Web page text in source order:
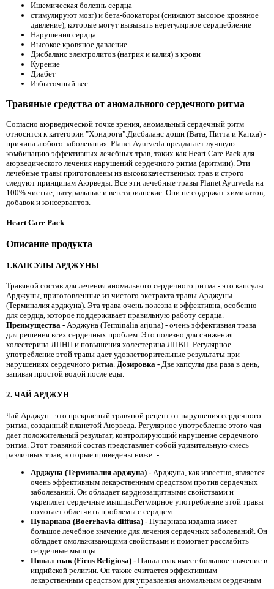
Ишемическая болезнь сердца
стимулируют мозг) и бета-блокаторы (снижают высокое кровяное
давление), которые могут вызывать нерегулярное сердцебиение
Нарушения сердца
Высокое кровяное давление
Дисбаланс электролитов (натрия и калия) в крови
Курение
Диабет
Избыточный вес
Травяные средства от аномального сердечного ритма
Согласно аюрведической точке зрения, аномальный сердечный ритм
относится к категории "Хридрога".Дисбаланс доши (Вата, Питта и Капха) -
причина любого заболевания. Planet Ayurveda предлагает лучшую
комбинацию эффективных лечебных трав, таких как Heart Care Pack для
аюрведического лечения нарушений сердечного ритма (аритмии). Эти
лечебные травы приготовлены из высококачественных трав и строго
следуют принципам Аюрведы. Все эти лечебные травы Planet Ayurveda на
100% чистые, натуральные и вегетарианские. Они не содержат химикатов,
добавок и консервантов.
Heart Care Pack
Описание продукта
1.КАПСУЛЫ АРДЖУНЫ
Травяной состав для лечения аномального сердечного ритма - это капсулы
Арджуны, приготовленные из чистого экстракта травы Арджуны
(Терминалия арджуна). Эта трава очень полезна и эффективна, особенно
для сердца, которое поддерживает правильную работу сердца.
Преимущества - Арджуна (Terminalia arjuna) - очень эффективная трава
для решения всех сердечных проблем. Это полезно для снижения
холестерина ЛПНП и повышения холестерина ЛПВП. Регулярное
употребление этой травы дает удовлетворительные результаты при
нарушениях сердечного ритма. Дозировка - Две капсулы два раза в день,
запивая простой водой после еды.
2. ЧАЙ АРДЖУН
Чай Арджун - это прекрасный травяной рецепт от нарушения сердечного
ритма, созданный планетой Аюрведа. Регулярное употребление этого чая
дает положительный результат, контролирующий нарушение сердечного
ритма. Этот травяной состав представляет собой удивительную смесь
различных трав, которые приведены ниже: -
Арджуна (Терминалия арджуна) - Арджуна, как известно, является
очень эффективным лекарственным средством против сердечных
заболеваний. Он обладает кардиозащитными свойствами и
укрепляет сердечные мышцы.Регулярное употребление этой травы
помогает облегчить проблемы с сердцем.
Пунарнава (Boerrhavia diffusa) - Пунарнава издавна имеет
большое лечебное значение для лечения сердечных заболеваний. Он
обладает омолаживающими свойствами и помогает расслабить
сердечные мышцы.
Пипал твак (Ficus Religiosa) - Пипал твак имеет большое значение в
индийской религии. Он также считается эффективным
лекарственным средством для управления аномальным сердечным